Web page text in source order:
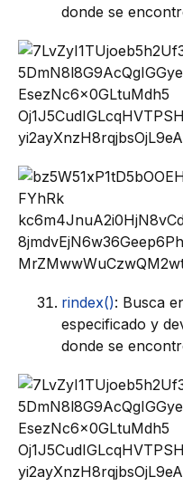
donde se
rindex(): Busca
especificado y
donde se